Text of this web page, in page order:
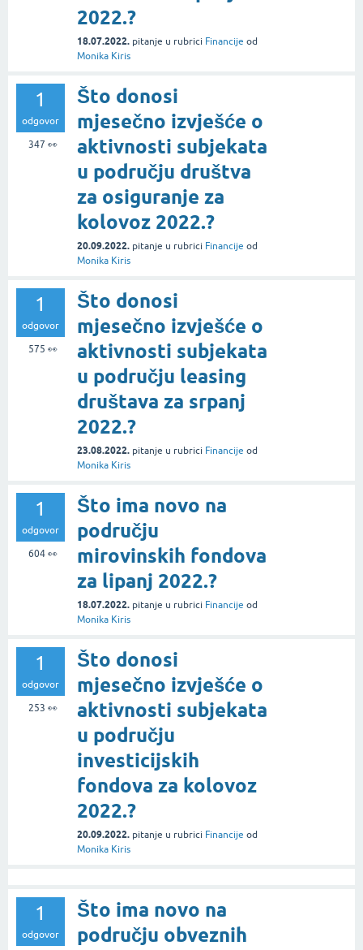
2022.?
18.07.2022. pitanje u rubrici Financije od
Monika Kiris
1
odgovor
347 👀
Što donosi
mjesečno izvješće o
aktivnosti subjekata
u području društva
za osiguranje za
kolovoz 2022.?
20.09.2022. pitanje u rubrici Financije od
Monika Kiris
1
odgovor
575 👀
Što donosi
mjesečno izvješće o
aktivnosti subjekata
u području leasing
društava za srpanj
2022.?
23.08.2022. pitanje u rubrici Financije od
Monika Kiris
1
odgovor
604👀
Što ima novo na
području
mirovinskih fondova
za lipanj 2022.?
18.07.2022. pitanje u rubrici Financije od
Monika Kiris
1
odgovor
253 👀
Što donosi
mjesečno izvješće o
aktivnosti subjekata
u području
investicijskih
fondova za kolovoz
2022.?
20.09.2022. pitanje u rubrici Financije od
Monika Kiris
1
odgovor
Što ima novo na
području obveznih